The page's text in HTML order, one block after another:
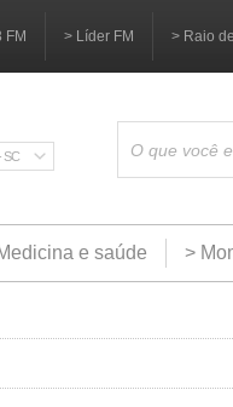
FM > Líder FM > Raio
SC
e saúde >